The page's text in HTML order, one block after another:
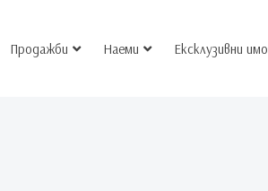
Продажби Наеми Ексклузивни